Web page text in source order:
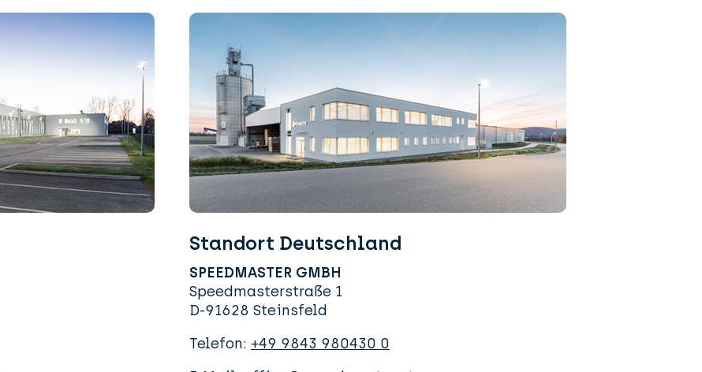
Standort Deutschland
SPEEDMASTER GMBH
Speedmasterstraße 1
D-91628 Steinsfeld
Telefon: +49 9843 980430 0